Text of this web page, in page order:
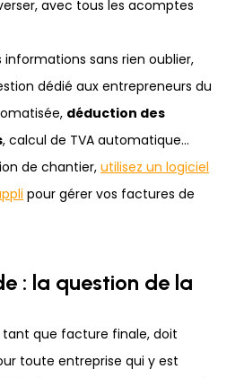
avec tous les acomptes
informations sans rien oublier,
dédié aux entrepreneurs du
déduction des
, calcul de TVA automatique...
de chantier, utilisez un logiciel
pour gérer vos factures de
: la question de la
tant que facture finale, doit
toute entreprise qui y est